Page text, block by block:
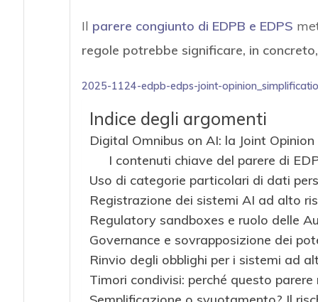
Il parere congiunto di EDPB e EDPS
regole potrebbe significare, in
2025-1124-edpb-edps-joint-
Indice degli argomenti
Digital Omnibus on AI: la Joint
I contenuti chiave del parere di
Uso di categorie particolari di dati
Registrazione dei sistemi AI ad alto
Regulatory sandboxes e ruolo delle
Governance e sovrapposizione dei
Rinvio degli obblighi per i sistemi ad
Timori condivisi: perché questo parere